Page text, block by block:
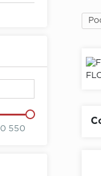
10 550